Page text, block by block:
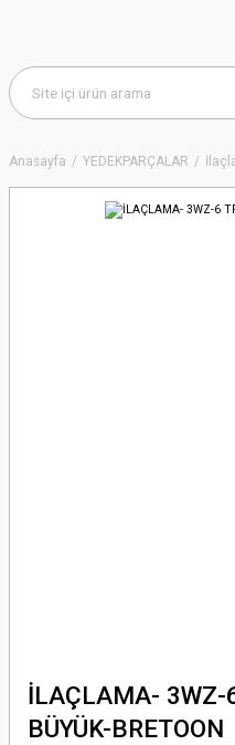
Anasayfa YEDEKPARÇALAR
İLAÇLAMA- 3WZ-
BÜYÜK-BRETOON